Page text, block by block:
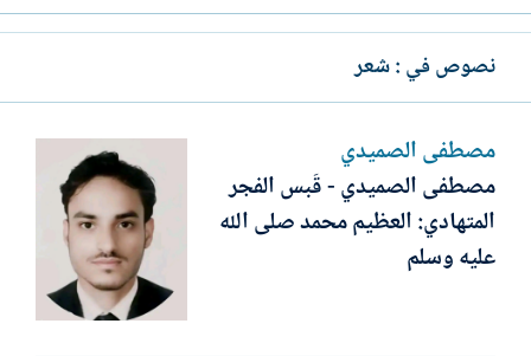
نصوص في : شعر
مصطفى الصميدي
مصطفى الصميدي - قَبس الفجر
المتهادي: العظيم محمد صلى الله
عليه وسلم